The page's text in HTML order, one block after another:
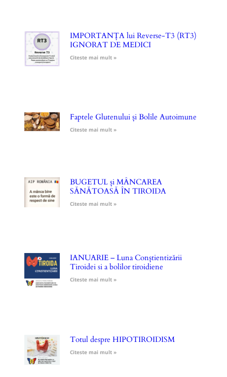
IMPORTANȚA lui Reverse-T3 (RT3)
IGNORAT DE MEDICI
Citeste mai mult »
Faptele Glutenului și Bolile Autoimune
Citeste mai mult »
BUGETUL și MÂNCAREA
SĂNĂTOASĂ ÎN TIROIDA
Citeste mai mult »
IANUARIE – Luna Conștientizării
Tiroidei si a bolilor tiroidiene
Citeste mai mult »
Totul despre HIPOTIROIDISM
Citeste mai mult »